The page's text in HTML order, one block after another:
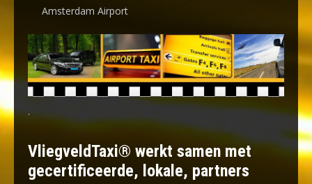
Amsterdam Airport
.
VliegveldTaxi® werkt samen met
gecertificeerde, lokale, partners